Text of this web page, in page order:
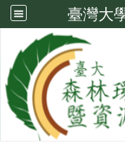
臺灣大
系所成員
系所成員